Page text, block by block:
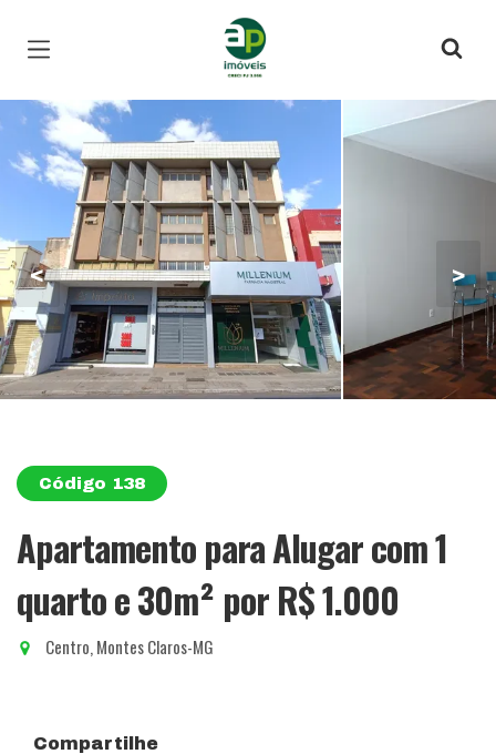
Página inicial
< >
Código 138
Apartamento para Alugar com 1
quarto e 30m² por R$ 1.000
Centro, Montes Claros-MG
Compartilhe